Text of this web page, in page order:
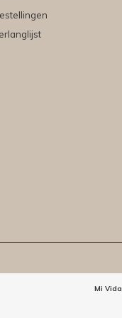
Mi Vida